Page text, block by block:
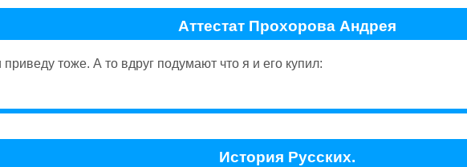
Аттестат Прохорова Андрея
тоже. А то вдруг подумают что я и его купил:
История Русских.